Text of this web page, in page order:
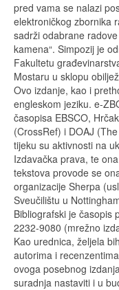
pred vama se nalazi
elektroničkog zbornika
sadrži odabrane
kamena“. Simpozij je
Fakultetu
Mostaru u sklopu
Ovo izdanje, kao i
engleskom jeziku. e-
časopisa EBSCO,
(CrossRef) i DOAJ
tijeku su aktivnosti na
Izdavačka prava, te
tekstova provode se
organizacije Sherpa
Sveučilištu u
Bibliografski je časopis
2232-9080 (mrežno
Kao urednica, željela
autorima i
ovoga posebnog
suradnja nastaviti i u